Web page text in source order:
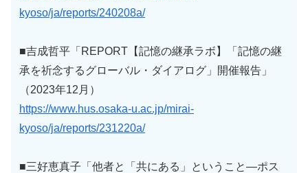
kyoso/ja/reports/240208a/
■吉成哲平「REPORT【記憶の継承ラボ】「記憶の継
承を祈念するグローバル・ダイアログ」開催報告」
（2023年12月）
https://www.hus.osaka-u.ac.jp/mirai-
kyoso/ja/reports/231220a/
■三好恵真子「他者と「共にある」ということ—ポス